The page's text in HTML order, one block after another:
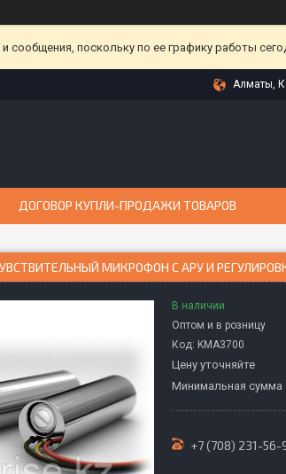
поскольку по ее графику работы
Алматы,
ДОГОВОР КУПЛИ-ПРОДАЖИ ТОВАРОВ
МИКРОФОН С АРУ И
В наличии
Оптом и в розницу
Код: KMА3700
Цену уточняйте
Минимальная сумма
+7 (708) 231-56-